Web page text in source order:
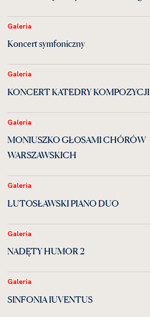
Galeria
Koncert symfoniczny
Galeria
KONCERT KATEDRY KOMPOZYCJI
Galeria
MONIUSZKO GŁOSAMI CHÓRÓW
WARSZAWSKICH
Galeria
LUTOSŁAWSKI PIANO DUO
Galeria
NADĘTY HUMOR 2
Galeria
SINFONIA IUVENTUS